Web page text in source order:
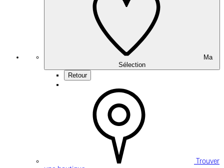
Sélection
Retour
Trouver